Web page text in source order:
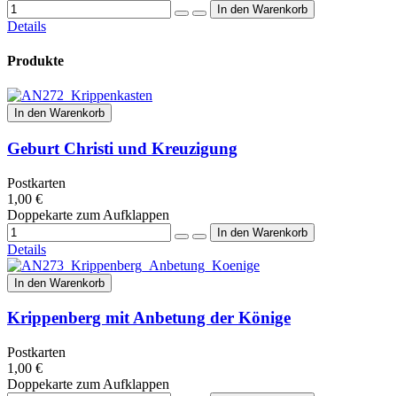
Details
Produkte
In den Warenkorb
Geburt Christi und Kreuzigung
Postkarten
1,00 €
Doppekarte zum Aufklappen
Details
In den Warenkorb
Krippenberg mit Anbetung der Könige
Postkarten
1,00 €
Doppekarte zum Aufklappen